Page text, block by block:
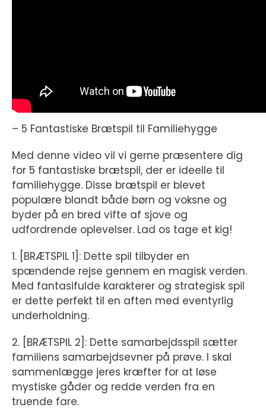
– 5 Fantastiske Brætspil til Familiehygge
Med denne video vil vi gerne præsentere dig
for 5 fantastiske brætspil, der er ideelle til
familiehygge. Disse brætspil er blevet
populære blandt både børn og voksne og
byder på en bred vifte af sjove og
udfordrende oplevelser. Lad os tage et kig!
1. [BRÆTSPIL 1]: Dette spil tilbyder en
spændende rejse gennem en magisk verden.
Med fantasifulde karakterer og strategisk spil
er dette perfekt til en aften med eventyrlig
underholdning.
2. [BRÆTSPIL 2]: Dette samarbejdsspil sætter
familiens samarbejdsevner på prøve. I skal
sammenlægge jeres kræfter for at løse
mystiske gåder og redde verden fra en
truende fare.